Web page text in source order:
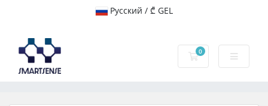
Русский / ₾ GEL
0
Корзина